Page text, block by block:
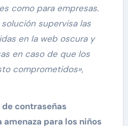
como para empresas.
supervisa las
en la web oscura y
en caso de que los
comprometidos»,
contraseñas
para los niños